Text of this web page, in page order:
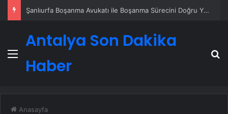
Eşya Depolama Rehberi İklimlendirmeli Güvenli Saklama
Menü
Antalya Son Dakika
Haber
Anasayfa